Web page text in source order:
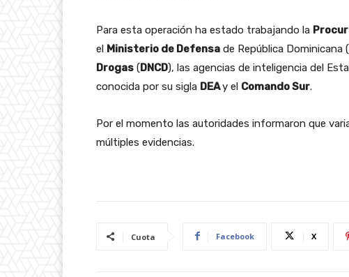
Para esta operación ha estado trabajando la
el Ministerio de Defensa de República Dominicana
Drogas (DNCD), las agencias de inteligencia del
conocida por su sigla DEAy el Comando Sur.
Por el momento las autoridades informaron que
múltiples evidencias.
Cuota Facebook X